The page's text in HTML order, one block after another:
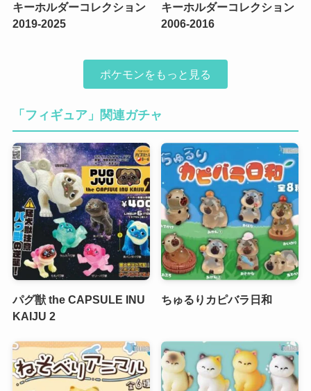
キーホルダーコレクション
2019-2025
キーホルダーコレクション
2006-2016
ポケモンをもっと見る
「フィギュア」関連ガチャ
パグ獣 the CAPSULE INU
KAIJU 2
ちゅるりカピバラ日和